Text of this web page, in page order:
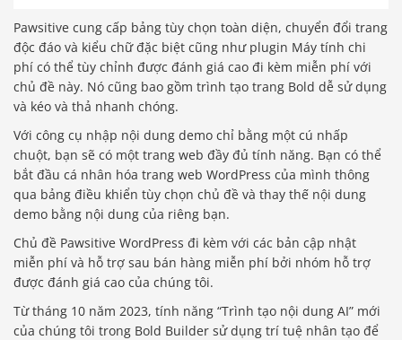
Pawsitive cung cấp bảng tùy chọn toàn diện, chuyển đổi trang
độc đáo và kiểu chữ đặc biệt cũng như plugin Máy tính chi
phí có thể tùy chỉnh được đánh giá cao đi kèm miễn phí với
chủ đề này. Nó cũng bao gồm trình tạo trang Bold dễ sử dụng
và kéo và thả nhanh chóng.
Với công cụ nhập nội dung demo chỉ bằng một cú nhấp
chuột, bạn sẽ có một trang web đầy đủ tính năng. Bạn có thể
bắt đầu cá nhân hóa trang web WordPress của mình thông
qua bảng điều khiển tùy chọn chủ đề và thay thế nội dung
demo bằng nội dung của riêng bạn.
Chủ đề Pawsitive WordPress đi kèm với các bản cập nhật
miễn phí và hỗ trợ sau bán hàng miễn phí bởi nhóm hỗ trợ
được đánh giá cao của chúng tôi.
Từ tháng 10 năm 2023, tính năng “Trình tạo nội dung AI” mới
của chúng tôi trong Bold Builder sử dụng trí tuệ nhân tạo để